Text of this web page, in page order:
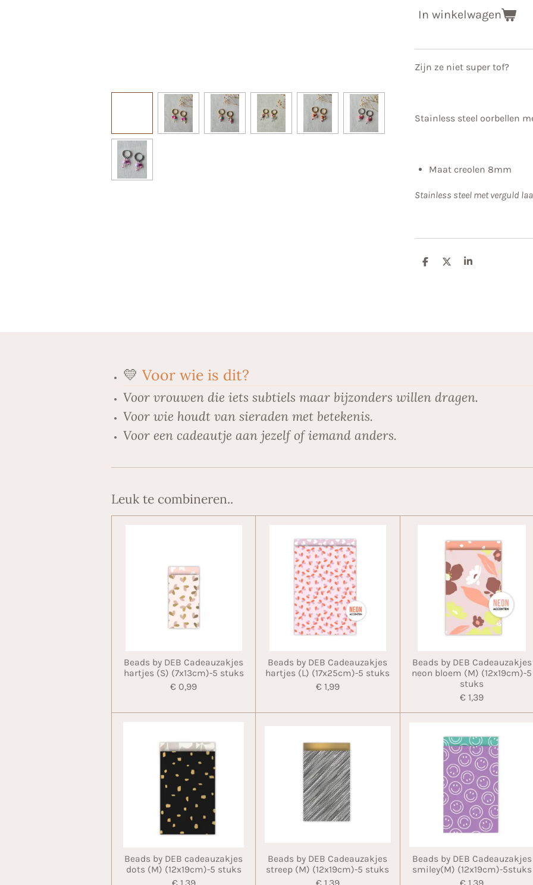
In winkelwagen
Zijn ze niet super tof?
Stainless steel oorbellen
Maat creolen 8mm
Stainless steel met verguld
D
D
S
💛 Voor wie is dit?
Voor vrouwen die iets subtiels maar bijzonders willen dragen.
Voor wie houdt van sieraden met betekenis.
Voor een cadeautje aan jezelf of iemand anders.
Leuk te combineren..
Beads by DEB Cadeauzakjes
hartjes (S) (7x13cm)-5 stuks
€ 0,99
Beads by DEB Cadeauzakjes
hartjes (L) (17x25cm)-5 stuks
€ 1,99
Beads by DEB Cadeauzakjes
neon bloem (M) (12x19cm)-5
stuks
€ 1,39
Beads by DEB cadeauzakjes
dots (M) (12x19cm)-5 stuks
Beads by DEB Cadeauzakjes
streep (M) (12x19cm)-5 stuks
Beads by DEB Cadeauzakjes
smiley(M) (12x19cm)-5stuks